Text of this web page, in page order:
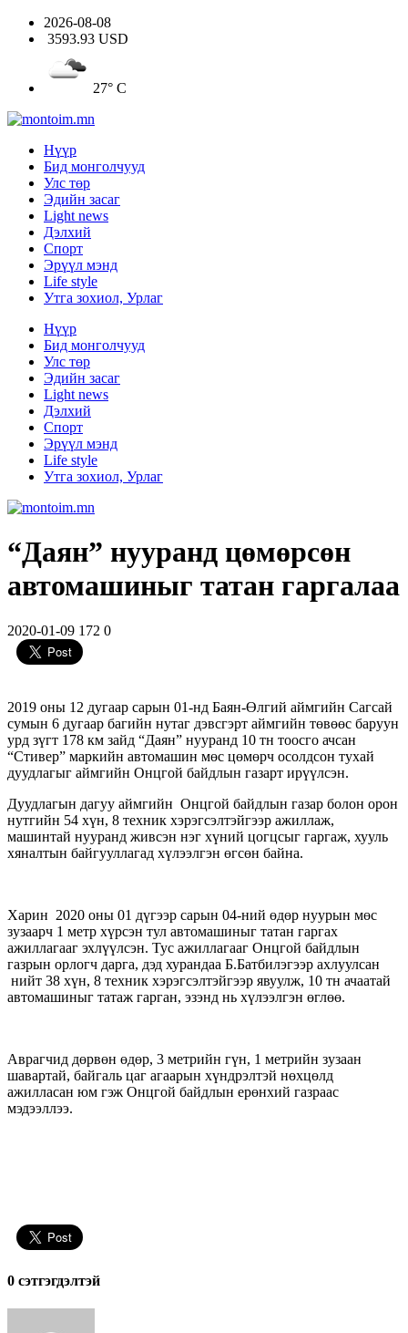
2026-08-08
3593.93 USD
27° C
Нүүр
Бид монголчууд
Улс төр
Эдийн засаг
Light news
Дэлхий
Спорт
Эрүүл мэнд
Life style
Утга зохиол, Урлаг
Нүүр
Бид монголчууд
Улс төр
Эдийн засаг
Light news
Дэлхий
Спорт
Эрүүл мэнд
Life style
Утга зохиол, Урлаг
“Даян” нууранд цөмөрсөн
автомашиныг татан гаргалаа
2020-01-09 172 0
2019 оны 12 дугаар сарын 01-нд Баян-Өлгий аймгийн Сагсай
сумын 6 дугаар багийн нутаг дэвсгэрт аймгийн төвөөс баруун
урд зүгт 178 км зайд “Даян” нууранд 10 тн тоосго ачсан
“Стивер” маркийн автомашин мөс цөмөрч осолдсон тухай
дуудлагыг аймгийн Онцгой байдлын газарт ирүүлсэн.
Дуудлагын дагуу аймгийн Онцгой байдлын газар болон орон
нутгийн 54 хүн, 8 техник хэрэгсэлтэйгээр ажиллаж,
машинтай нууранд живсэн нэг хүний цогцсыг гаргаж, хууль
хяналтын байгууллагад хүлээлгэн өгсөн байна.
Харин 2020 оны 01 дүгээр сарын 04-ний өдөр нуурын мөс
зузаарч 1 метр хүрсэн тул автомашиныг татан гаргах
ажиллагааг эхлүүлсэн. Тус ажиллагааг Онцгой байдлын
газрын орлогч дарга, дэд хурандаа Б.Батбилэгээр ахлуулсан
нийт 38 хүн, 8 техник хэрэгсэлтэйгээр явуулж, 10 тн ачаатай
автомашиныг татаж гарган, эзэнд нь хүлээлгэн өглөө.
Аврагчид дөрвөн өдөр, 3 метрийн гүн, 1 метрийн зузаан
шавартай, байгаль цаг агаарын хүндрэлтэй нөхцөлд
ажилласан юм гэж Онцгой байдлын ерөнхий газраас
мэдээллээ.
0 cэтгэгдэлтэй